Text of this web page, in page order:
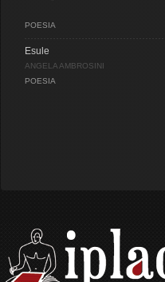
POESIA
Esule
ANGELA AMBROSINI
POESIA